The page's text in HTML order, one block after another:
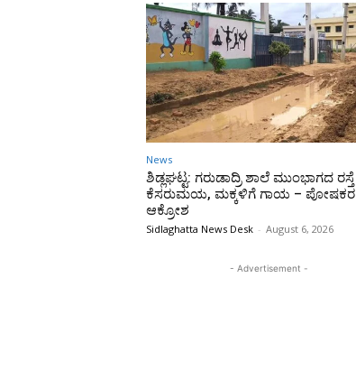
News
ಶಿಡ್ಲಘಟ್ಟ: ಗರುಡಾದ್ರಿ ಶಾಲೆ ಮುಂಭಾಗದ ರಸ್ತೆ
ಕೆಸರುಮಯ, ಮಕ್ಕಳಿಗೆ ಗಾಯ – ಪೋಷಕರ
ಆಕ್ರೋಶ
Sidlaghatta News Desk - August 6, 2026
- Advertisement -